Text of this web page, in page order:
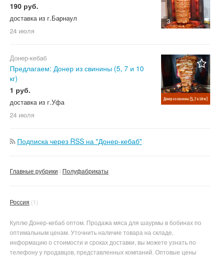
3
190 руб.
доставка из г.Барнаул
24 июля
Донер-кебаб
Предлагаем: Донер из свинины (5, 7 и 10
кг)
1 руб.
доставка из г.Уфа
24 июля
Подписка через RSS на "Донер-кебаб"
Главные рубрики Полуфабрикаты
Россия (1)
Куплю Донер-кебаб оптом. Продажа мяса для шаурмы в бобинах по
оптимальным ценам. Уточнить наличие товара на складе,
информацию о стоимости и сроках доставки, вы можете узнать по
телефону у продавцов, представленных компаний. Оптовые цены